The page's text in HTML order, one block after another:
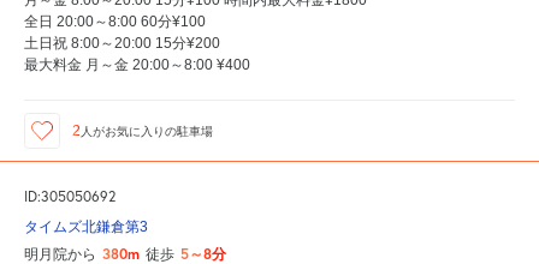
全日 20:00～8:00 60分¥100
土日祝 8:00～20:00 15分¥200
最大料金 月～金 20:00～8:00 ¥400
2 人がお気に入りの駐車場
ID:305050692
タイムズ北鎌倉第3
明月院から 380m 徒歩 5～8分